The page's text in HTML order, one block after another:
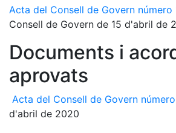
Acta del Consell de Govern número
Consell de Govern de 15 d'abril de
Documents i
aprovats
Acta del Consell de Govern
d'abril de 2020